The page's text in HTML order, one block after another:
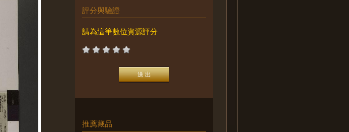
評分與驗證
請為這筆數位資源評分
推薦藏品